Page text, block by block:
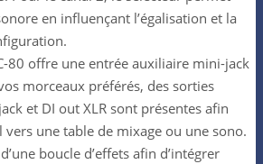
en influençant l’égalisation et la
80 offre une entrée auxiliaire mini-jack
morceaux préférés, des sorties
et DI out XLR sont présentes afin
vers une table de mixage ou une sono.
boucle d’effets afin d’intégrer